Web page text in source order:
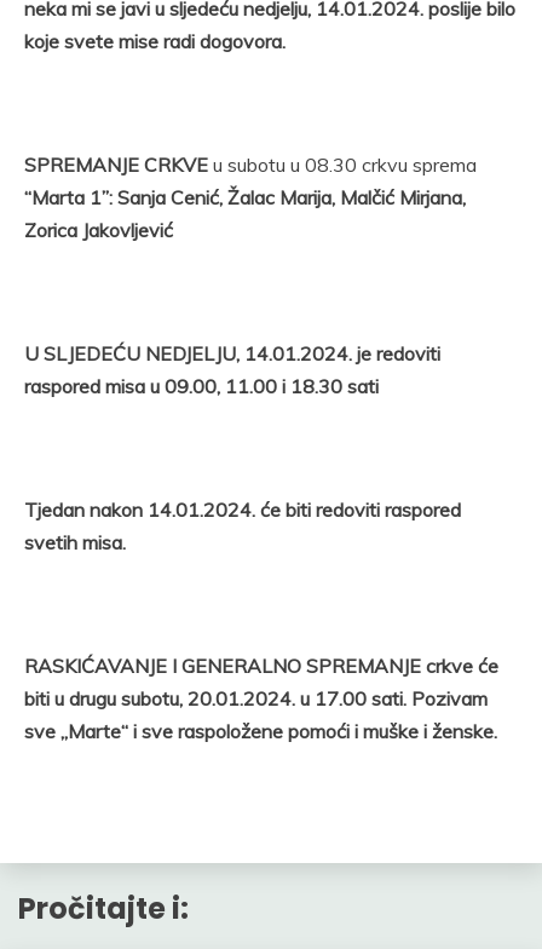
neka mi se javi u sljedeću nedjelju, 14.01.2024. poslije bilo
koje svete mise radi dogovora.
SPREMANJE CRKVE u subotu u 08.30 crkvu sprema
“Marta 1”: Sanja Cenić, Žalac Marija, Malčić Mirjana,
Zorica Jakovljević
U SLJEDEĆU NEDJELJU, 14.01.2024. je redoviti
raspored misa u 09.00, 11.00 i 18.30 sati
Tjedan nakon 14.01.2024. će biti redoviti raspored
svetih misa.
RASKIĆAVANJE I GENERALNO SPREMANJE crkve će
biti u drugu subotu, 20.01.2024. u 17.00 sati. Pozivam
sve „Marte“ i sve raspoložene pomoći i muške i ženske.
Pročitajte i: